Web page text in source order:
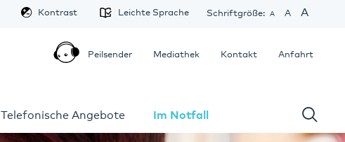
Telefonische Angebote Im Notfall
Schriftgröße: A A A
Leichte Sprache
Kontrast
Anfahrt
Kontakt
Mediathek
Peilsender